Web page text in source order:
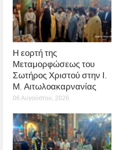
Η εορτή της
Μεταμορφώσεως του
Σωτήρος Χριστού στην Ι.
Μ. Αιτωλοακαρνανίας
06 Αυγούστου, 2026